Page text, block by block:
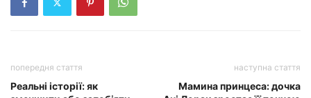
попередня стаття
Реальні історії: як
наступна стаття
Мамина принцеса: дочка